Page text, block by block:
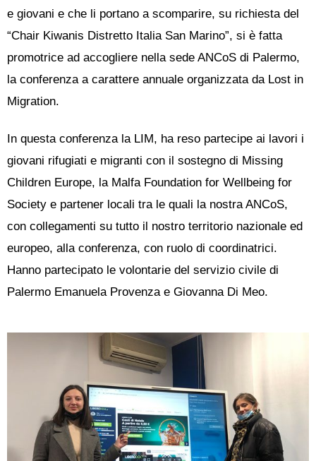
e giovani e che li portano a scomparire, su richiesta del
“Chair Kiwanis Distretto Italia San Marino”, si è fatta
promotrice ad accogliere nella sede ANCoS di Palermo,
la conferenza a carattere annuale organizzata da Lost in
Migration.
In questa conferenza la LIM, ha reso partecipe ai lavori i
giovani rifugiati e migranti con il sostegno di Missing
Children Europe, la Malfa Foundation for Wellbeing for
Society e partener locali tra le quali la nostra ANCoS,
con collegamenti su tutto il nostro territorio nazionale ed
europeo, alla conferenza, con ruolo di coordinatrici.
Hanno partecipato le volontarie del servizio civile di
Palermo Emanuela Provenza e Giovanna Di Meo.